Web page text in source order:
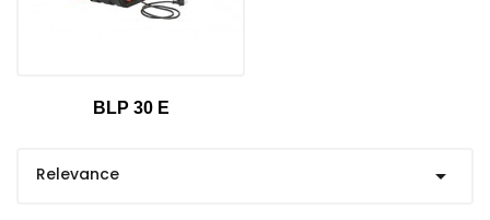
BLP 30 E
Relevance 